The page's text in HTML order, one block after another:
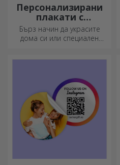
Персонализирани
плакати с
закачалки
Бърз начин да украсите
дома си или специален